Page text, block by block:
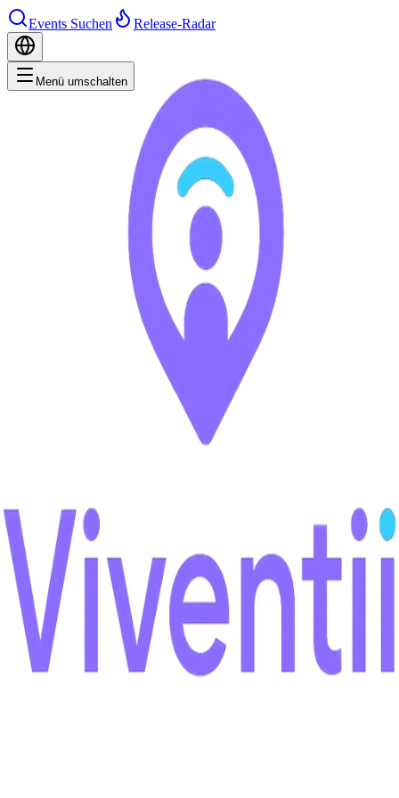
Events Suchen Release-Radar
Menü umschalten